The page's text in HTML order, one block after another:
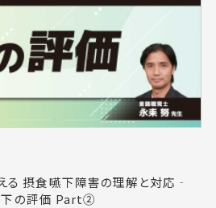
る 摂食嚥下障害の理解と対応‐
下の評価 Part②